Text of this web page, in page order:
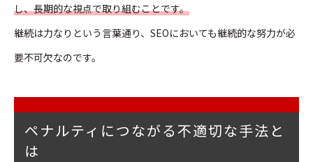
し、長期的な視点で取り組むことです。
継続は力なりという言葉通り、SEOにおいても継続的な努力が必
要不可欠なのです。
ペナルティにつながる不適切な手法と
は